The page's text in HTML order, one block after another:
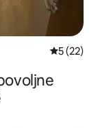
Prosječna
5 (22)